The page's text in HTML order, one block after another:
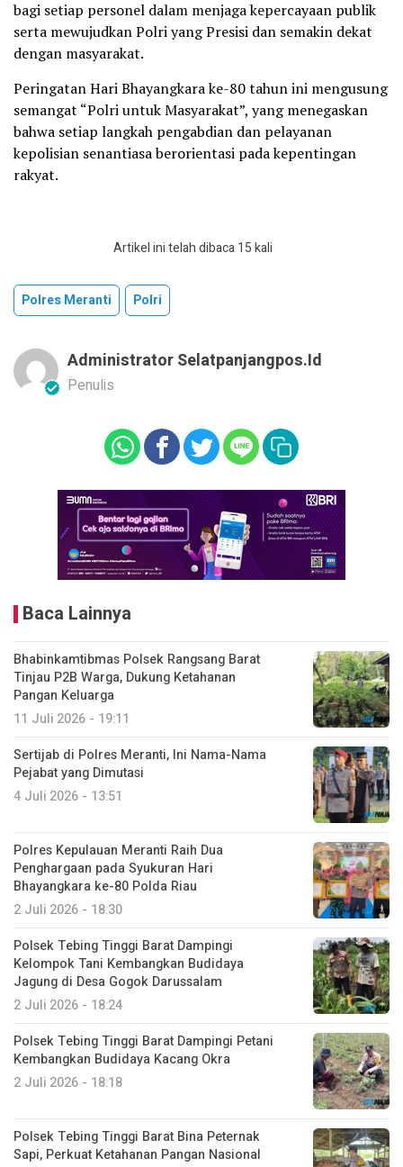
bagi setiap personel dalam menjaga kepercayaan publik
serta mewujudkan Polri yang Presisi dan semakin dekat
dengan masyarakat.
Peringatan Hari Bhayangkara ke-80 tahun ini mengusung
semangat “Polri untuk Masyarakat”, yang menegaskan
bahwa setiap langkah pengabdian dan pelayanan
kepolisian senantiasa berorientasi pada kepentingan
rakyat.
Artikel ini telah dibaca 15 kali
Polres Meranti Polri
Administrator Selatpanjangpos.id
Penulis
Baca Lainnya
Bhabinkamtibmas Polsek Rangsang Barat
Tinjau P2B Warga, Dukung Ketahanan
Pangan Keluarga
11 Juli 2026 - 19:11
Sertijab di Polres Meranti, Ini Nama-Nama
Pejabat yang Dimutasi
4 Juli 2026 - 13:51
Polres Kepulauan Meranti Raih Dua
Penghargaan pada Syukuran Hari
Bhayangkara ke-80 Polda Riau
2 Juli 2026 - 18:30
Polsek Tebing Tinggi Barat Dampingi
Kelompok Tani Kembangkan Budidaya
Jagung di Desa Gogok Darussalam
2 Juli 2026 - 18:24
Polsek Tebing Tinggi Barat Dampingi Petani
Kembangkan Budidaya Kacang Okra
2 Juli 2026 - 18:18
Polsek Tebing Tinggi Barat Bina Peternak
Sapi, Perkuat Ketahanan Pangan Nasional